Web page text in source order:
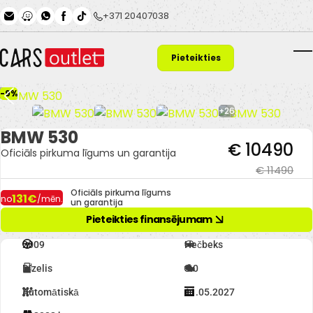
Skip to main content+371 20407038
Pieteikties
finansējumam
-9%
+26
BMW 530
Oficiāls pirkuma līgums un garantija
€ 11490
€ 10490
no131€/mēn.
Oficiāls pirkuma līgums
un garantija
Pieteikties finansējumam
2009 Hečbeks
Dīzelis 3.0
Automātiskā 11.05.2027